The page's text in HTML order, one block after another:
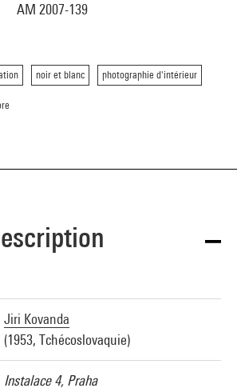
AM 2007-139
noir et blanc photographie d'intérieur
Jiri Kovanda
(1953, Tchécoslovaquie)
Instalace 4, Praha